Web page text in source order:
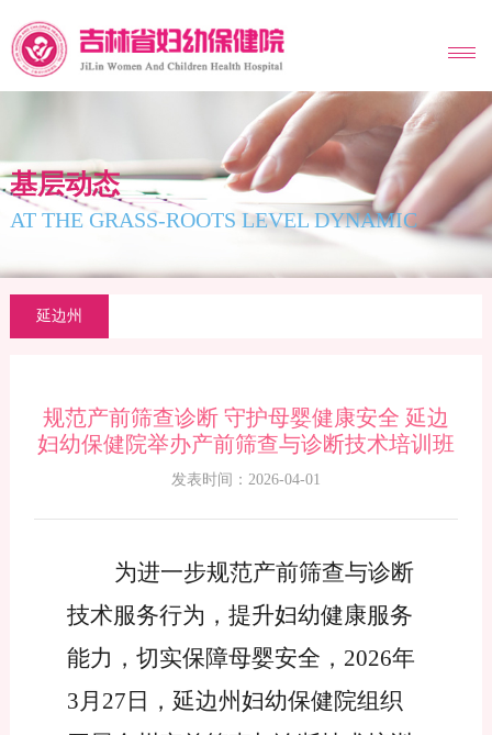
MENU
基层动态
AT THE GRASS-ROOTS LEVEL DYNAMIC
延边州
规范产前筛查诊断 守护母婴健康安全 延边
妇幼保健院举办产前筛查与诊断技术培训班
发表时间：2026-04-01
为进一步规范产前筛查与诊断
技术服务行为 ，提升妇幼健康服务
能力，切实保障母婴安全， 2026年
3月27日 ， 延边州妇幼保健院组织